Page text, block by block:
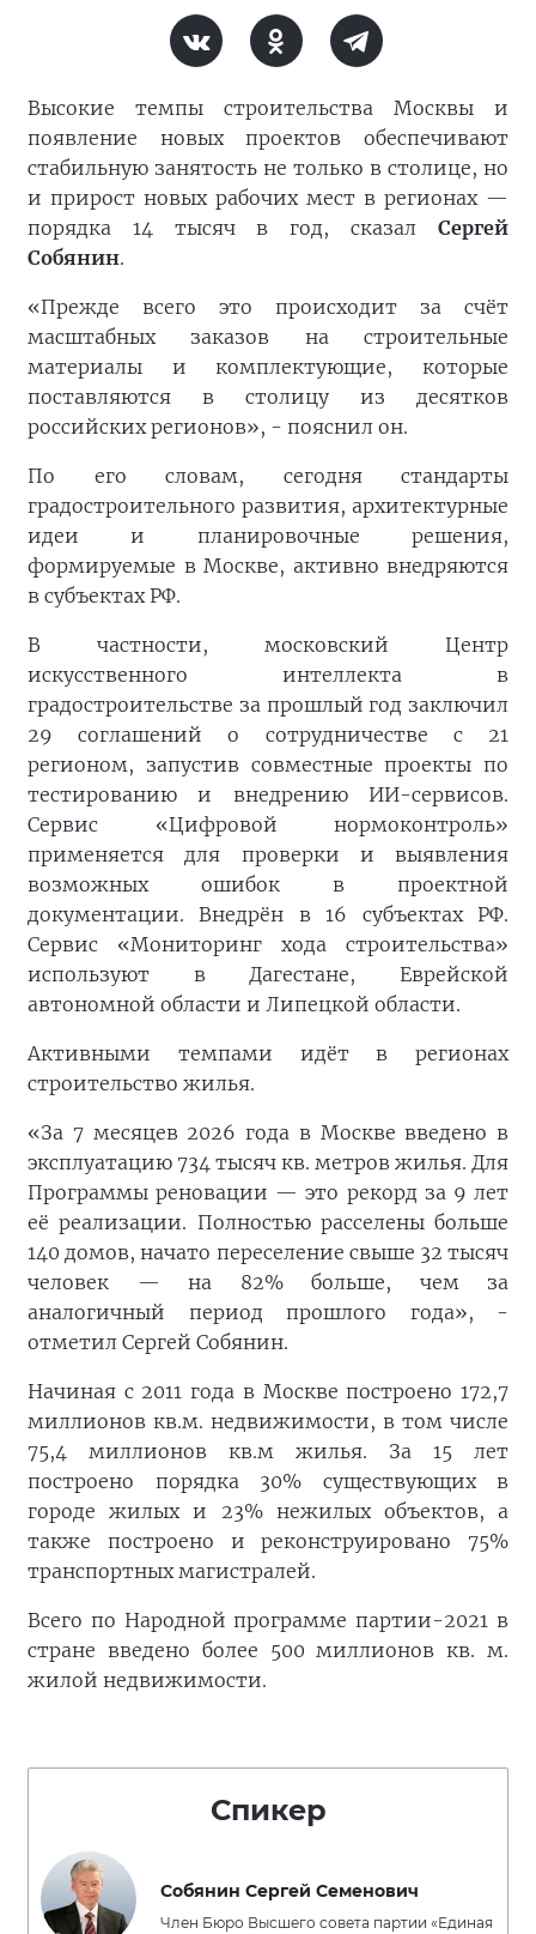
Высокие темпы строительства Москвы и
появление новых проектов обеспечивают
стабильную занятость не только в столице, но
и прирост новых рабочих мест в регионах —
порядка 14 тысяч в год, сказал Сергей
Собянин.
«Прежде всего это происходит за счёт
масштабных заказов на строительные
материалы и комплектующие, которые
поставляются в столицу из десятков
российских регионов», - пояснил он.
По его словам, сегодня стандарты
градостроительного развития, архитектурные
идеи и планировочные решения,
формируемые в Москве, активно внедряются
в субъектах РФ.
В частности, московский Центр
искусственного интеллекта в
градостроительстве за прошлый год заключил
29 соглашений о сотрудничестве с 21
регионом, запустив совместные проекты по
тестированию и внедрению ИИ-сервисов.
Сервис «Цифровой нормоконтроль»
применяется для проверки и выявления
возможных ошибок в проектной
документации. Внедрён в 16 субъектах РФ.
Сервис «Мониторинг хода строительства»
используют в Дагестане, Еврейской
автономной области и Липецкой области.
Активными темпами идёт в регионах
строительство жилья.
«За 7 месяцев 2026 года в Москве введено в
эксплуатацию 734 тысяч кв. метров жилья. Для
Программы реновации — это рекорд за 9 лет
её реализации. Полностью расселены больше
140 домов, начато переселение свыше 32 тысяч
человек — на 82% больше, чем за
аналогичный период прошлого года», -
отметил Сергей Собянин.
Начиная с 2011 года в Москве построено 172,7
миллионов кв.м. недвижимости, в том числе
75,4 миллионов кв.м жилья. За 15 лет
построено порядка 30% существующих в
городе жилых и 23% нежилых объектов, а
также построено и реконструировано 75%
транспортных магистралей.
Всего по Народной программе партии-2021 в
стране введено более 500 миллионов кв. м.
жилой недвижимости.
Спикер
Собянин Сергей Семенович
Член Бюро Высшего совета партии «Единая